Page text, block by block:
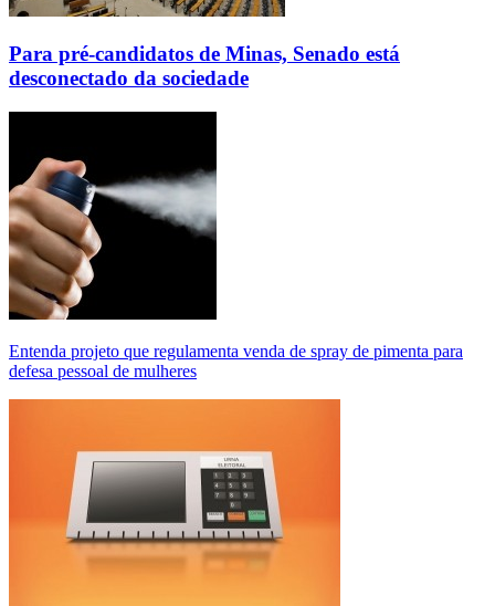
Para pré-candidatos de Minas, Senado está
desconectado da sociedade
Entenda projeto que regulamenta venda de spray de pimenta para
defesa pessoal de mulheres